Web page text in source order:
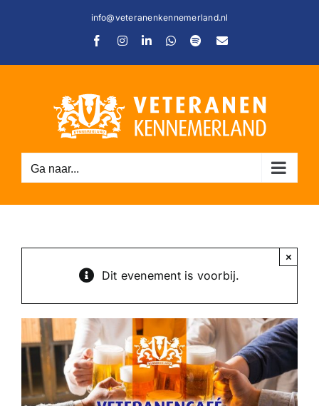
info@veteranenkennemerland.nl
FacebookInstagramLinkedInWhatsApp
SpotifyE-
Ga naar...
Dit evenement is voorbij.
×